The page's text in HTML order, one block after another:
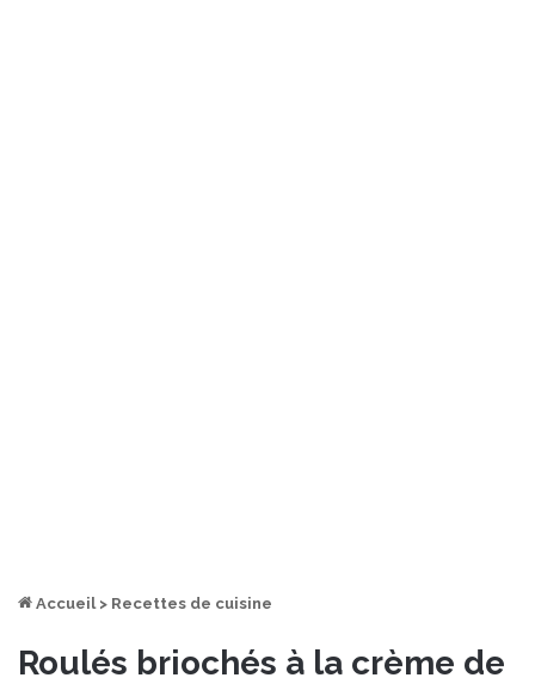
Accueil > Recettes de cuisine
Roulés briochés à la crème de